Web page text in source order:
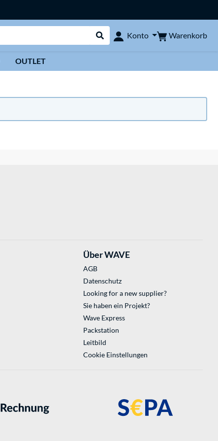
Suche durchführen
Konto Warenkorb
OUTLET
Über WAVE
AGB
Datenschutz
Looking for a new supplier?
Sie haben ein Projekt?
Wave Express
Packstation
Leitbild
Cookie Einstellungen